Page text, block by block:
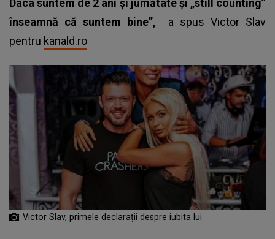
Daca suntem de 2 ani și jumătate și „still counting”
înseamnă că suntem bine”, a spus Victor Slav
pentru kanald.ro
Victor Slav, primele declarații despre iubita lui